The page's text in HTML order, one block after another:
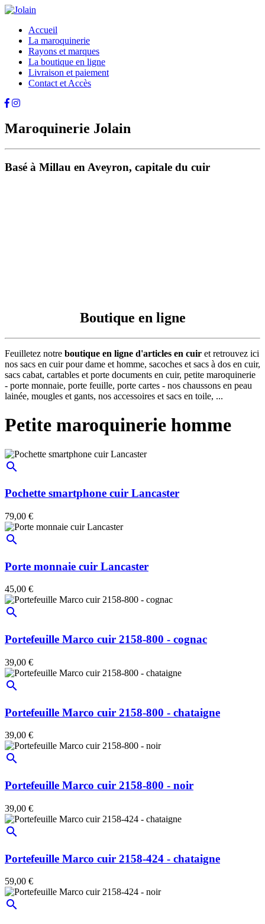
Accueil
La maroquinerie
Rayons et marques
La boutique en ligne
Livraison et paiement
Contact et Accès
Maroquinerie Jolain
Basé à Millau en Aveyron, capitale du cuir
Boutique en ligne
Feuilletez notre boutique en ligne d'articles en cuir et retrouvez ici
nos sacs en cuir pour dame et homme, sacoches et sacs à dos en cuir,
sacs cabat, cartables et porte documents en cuir, petite maroquinerie
- porte monnaie, porte feuille, porte cartes - nos chaussons en peau
lainée, mougles et gants, nos accessoires et sacs en toile, ...
Petite maroquinerie homme
search
Pochette smartphone cuir Lancaster
79,00 €
search
Porte monnaie cuir Lancaster
45,00 €
search
Portefeuille Marco cuir 2158-800 - cognac
39,00 €
search
Portefeuille Marco cuir 2158-800 - chataigne
39,00 €
search
Portefeuille Marco cuir 2158-800 - noir
39,00 €
search
Portefeuille Marco cuir 2158-424 - chataigne
59,00 €
search